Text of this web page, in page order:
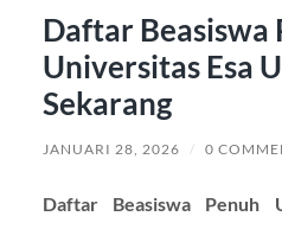
Daftar Beasiswa
Universitas Esa
Sekarang
JANUARI 28, 2026 / 0
Daftar Beasiswa Penuh